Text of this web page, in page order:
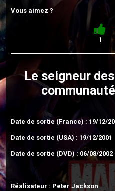
Vous aimez ?
1
Le seigneur
Date de sortie (France) : 19/12/
Date de sortie (USA) : 19/12/2001
Date de sortie (DVD) : 06/08/2002
Réalisateur : Peter Jackson